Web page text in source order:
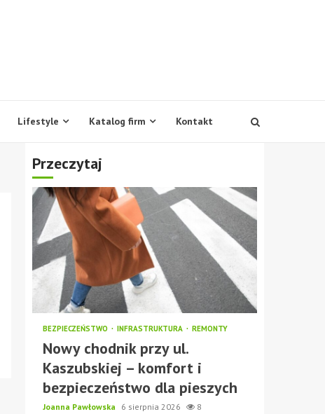
Lifestyle Katalog firm Kontakt
Przeczytaj
BEZPIECZEŃSTWO INFRASTRUKTURA REMONTY
Nowy chodnik przy ul.
Kaszubskiej – komfort i
bezpieczeństwo dla pieszych
Joanna Pawłowska 6 sierpnia 2026 8